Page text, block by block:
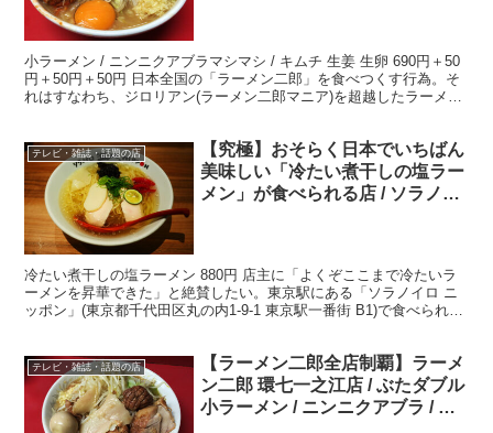
小ラーメン / ニンニクアブラマシマシ / キムチ 生姜 生卵 690円＋50
円＋50円＋50円 日本全国の「ラーメン二郎」を食べつくす行為。そ
れはすなわち、ジロリアン(ラーメン二郎マニア)を超越したラーメン
テレビ・雑誌・話題の店
【究極】おそらく日本でいちばん
美味しい「冷たい煮干しの塩ラー
メン」が食べられる店 / ソラノイ
冷たい煮干しの塩ラーメン 880円 店主に「よくぞここまで冷たいラ
ーメンを昇華できた」と絶賛したい。東京駅にある「ソラノイロ ニ
ッポン」(東京都千代田区丸の内1-9-1 東京駅一番街 B1)で食べられ
テレビ・雑誌・話題の店
【ラーメン二郎全店制覇】ラーメ
ン二郎 環七一之江店 / ぶたダブル
小ラーメン / ニンニクアブラ / 味